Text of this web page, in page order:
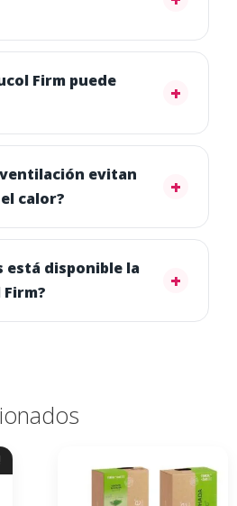
Firm puede
ventilación evitan
calor?
está disponible la